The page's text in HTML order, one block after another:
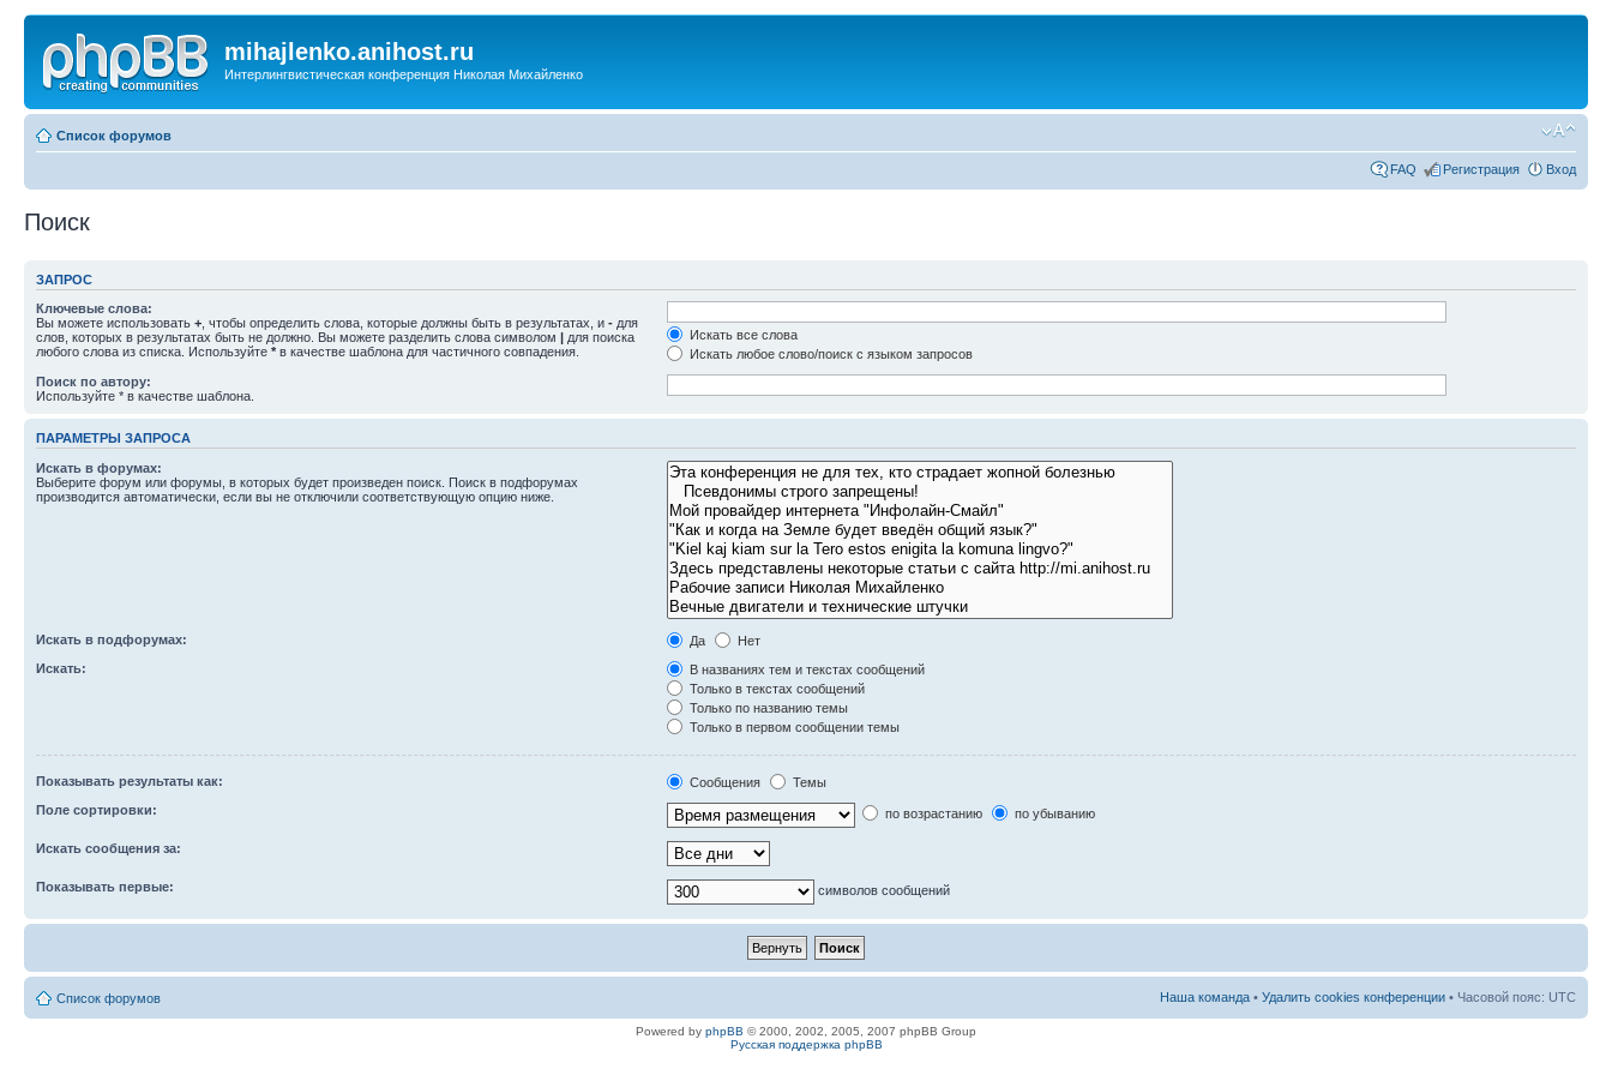
mihajlenko.anihost.ru
Интерлингвистическая конференция Николая Михайленко
Список форумов
FAQ Регистрация Вход
Поиск
ЗАПРОС
Ключевые слова:
Вы можете использовать + , чтобы определить слова, которые должны быть в результатах, и - для
слов, которых в результатах быть не должно. Вы можете разделить слова символом | для поиска
любого слова из списка. Используйте * в качестве шаблона для частичного совпадения.
Искать все слова
Искать любое слово/поиск с языком запросов
Поиск по автору:
Используйте * в качестве шаблона.
ПАРАМЕТРЫ ЗАПРОСА
Искать в форумах:
Выберите форум или форумы, в которых будет произведен поиск. Поиск в подфорумах
производится автоматически, если вы не отключили соответствующую опцию ниже.
Искать в подфорумах: Да
Нет
Искать:
В названиях тем и текстах сообщений
Только в текстах сообщений
Только по названию темы
Только в первом сообщении темы
Показывать результаты как: Сообщения
Темы
Поле сортировки:
по возрастанию по убыванию
Искать сообщения за:
Показывать первые: символов сообщений
Список форумов Наша команда • Удалить cookies конференции • Часовой пояс: UTC
Powered by phpBB © 2000, 2002, 2005, 2007 phpBB Group
Русская поддержка phpBB